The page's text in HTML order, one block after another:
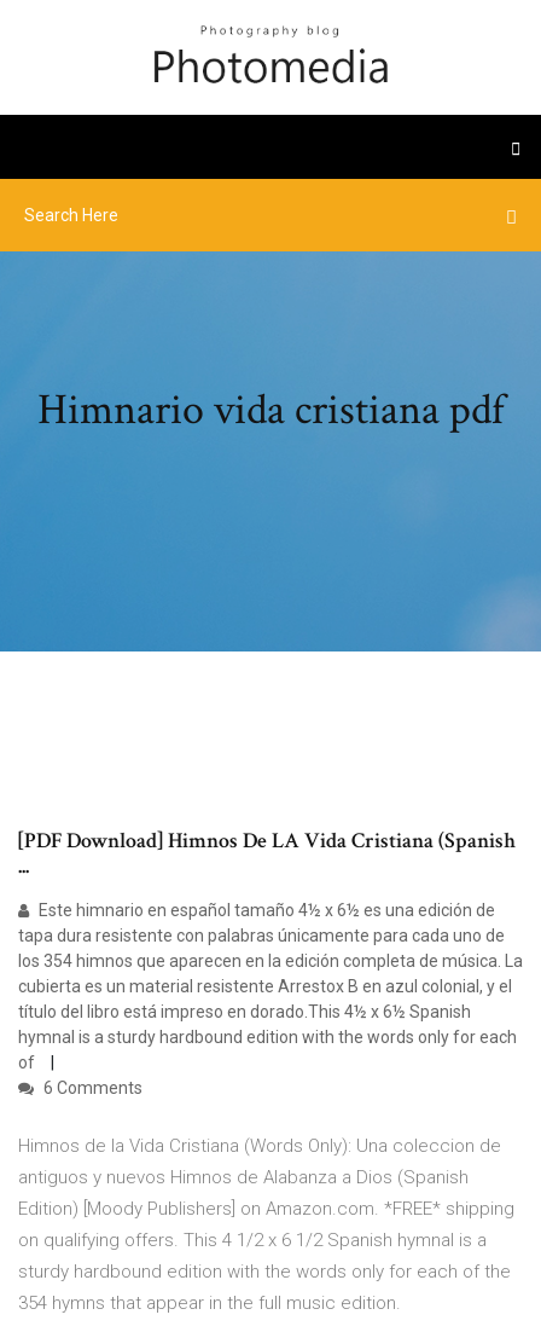
Himnario vida cristiana pdf
[PDF Download] Himnos De LA Vida Cristiana (Spanish
...
Este himnario en español tamaño 4½ x 6½ es una edición de
tapa dura resistente con palabras únicamente para cada uno de
los 354 himnos que aparecen en la edición completa de música. La
cubierta es un material resistente Arrestox B en azul colonial, y el
título del libro está impreso en dorado.This 4½ x 6½ Spanish
hymnal is a sturdy hardbound edition with the words only for each
of
6 Comments
Himnos de la Vida Cristiana (Words Only): Una coleccion de
antiguos y nuevos Himnos de Alabanza a Dios (Spanish
Edition) [Moody Publishers] on Amazon.com. *FREE* shipping
on qualifying offers. This 4 1/2 x 6 1/2 Spanish hymnal is a
sturdy hardbound edition with the words only for each of the
354 hymns that appear in the full music edition.